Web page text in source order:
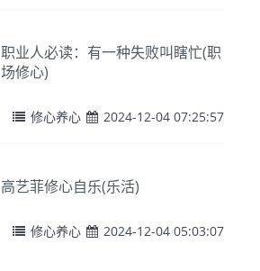
职业人必读：有一种失败叫瞎忙(职
场修心)
修心养心 2024-12-04 07:25:57
高艺菲修心自乐(乐活)
修心养心 2024-12-04 05:03:07